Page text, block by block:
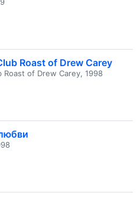
Roast of Drew Carey
Roast of Drew Carey, 1998